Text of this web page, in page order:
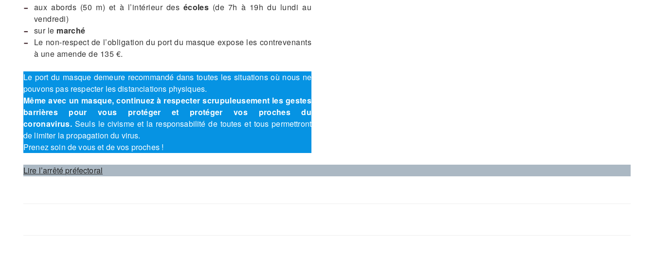
aux abords (50 m) et à l’intérieur desécoles(de 7h à 19h du lundi au
vendredi)
sur le marché
Le non-respect de l’obligation du port du masque expose les contrevenants
à une amende de 135 €.
Le port du masque demeure recommandé dans toutes les situations où nous ne
pouvons pas respecter les distanciations physiques.
Même avec un masque, continuez à respecter scrupuleusement les gestes
barrières pour vous protéger et protéger vos proches du
coronavirus. Seuls le civisme et la responsabilité de toutes et tous permettront
de limiter la propagation du virus.
Prenez soin de vous et de vos proches !
Lire l’arrêté préfectoral